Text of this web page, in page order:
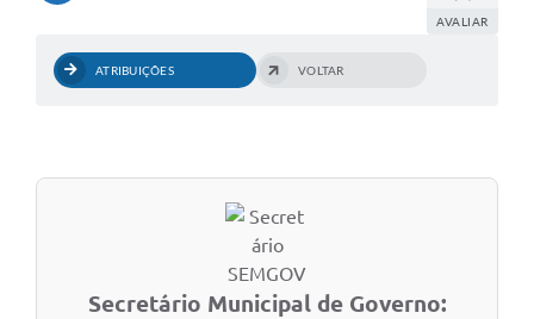
AVALIAR
ATRIBUIÇÕES VOLTAR
Secretário Municipal de Governo: